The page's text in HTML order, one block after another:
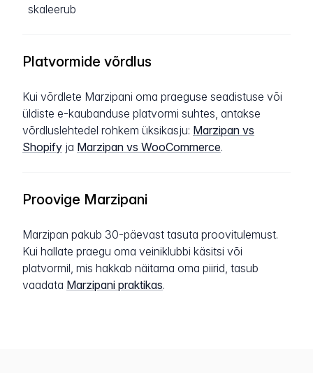
skaleerub
Platvormide võrdlus
Kui võrdlete Marzipani oma praeguse seadistuse või
üldiste e-kaubanduse platvormi suhtes, antakse
võrdluslehtedel rohkem üksikasju: Marzipan vs
Shopify ja Marzipan vs WooCommerce.
Proovige Marzipani
Marzipan pakub 30-päevast tasuta proovitulemust.
Kui hallate praegu oma veiniklubbi käsitsi või
platvormil, mis hakkab näitama oma piirid, tasub
vaadata Marzipani praktikas.